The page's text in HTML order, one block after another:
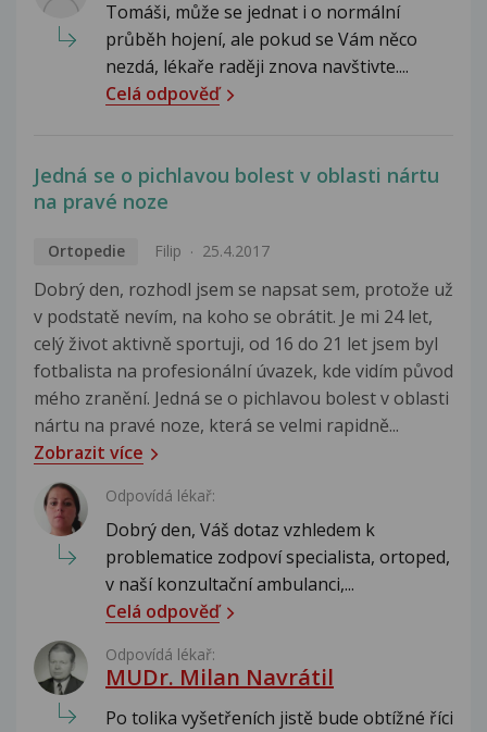
Tomáši, může se jednat i o normální
průběh hojení, ale pokud se Vám něco
nezdá, lékaře raději znova navštivte....
Celá odpověď
Jedná se o pichlavou bolest v oblasti nártu
na pravé noze
Ortopedie Filip 25.4.2017
Dobrý den, rozhodl jsem se napsat sem, protože už
v podstatě nevím, na koho se obrátit. Je mi 24 let,
celý život aktivně sportuji, od 16 do 21 let jsem byl
fotbalista na profesionální úvazek, kde vidím původ
mého zranění. Jedná se o pichlavou bolest v oblasti
nártu na pravé noze, která se velmi rapidně...
Zobrazit více
Odpovídá lékař:
Dobrý den, Váš dotaz vzhledem k
problematice zodpoví specialista, ortoped,
v naší konzultační ambulanci,...
Celá odpověď
Odpovídá lékař:
MUDr. Milan Navrátil
Po tolika vyšetřeních jistě bude obtížné říci